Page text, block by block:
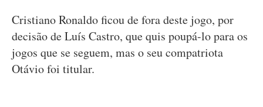
Cristiano Ronaldo ficou de fora deste jogo, por
decisão de Luís Castro, que quis poupá-lo para os
jogos que se seguem, mas o seu compatriota
Otávio foi titular.